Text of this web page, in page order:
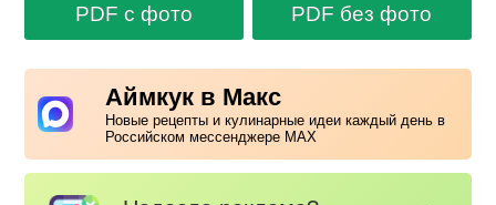
PDF с фото PDF без фото
Аймкук в Макс
Новые рецепты и кулинарные идеи каждый день в
Российском мессенджере MAX